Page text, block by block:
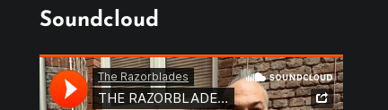
Soundcloud